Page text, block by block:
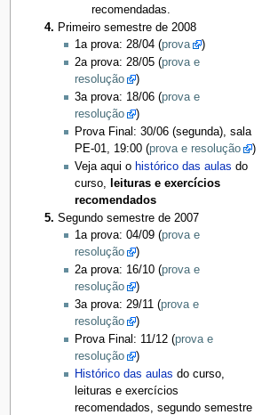
recomendadas.
Primeiro semestre de 2008
1a prova: 28/04 (prova
)
2a prova: 28/05 (prova e
resolução
)
3a prova: 18/06 (prova e
resolução
)
Prova Final: 30/06 (segunda), sala
PE-01, 19:00 (prova e resolução
)
Veja aqui o histórico das aulas do
curso,
leituras e exercícios
recomendados
Segundo semestre de 2007
1a prova: 04/09 (prova e
resolução
)
2a prova: 16/10 (prova e
resolução
)
3a prova: 29/11 (prova e
resolução
)
Prova Final: 11/12 (prova e
resolução
)
Histórico das aulas do curso,
leituras e exercícios
recomendados, segundo semestre